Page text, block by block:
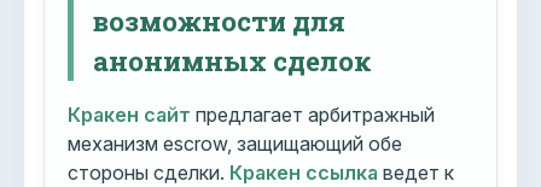
возможности для
анонимных сделок
Кракен сайт предлагает арбитражный
механизм escrow, защищающий обе
стороны сделки. Кракен ссылка ведет к